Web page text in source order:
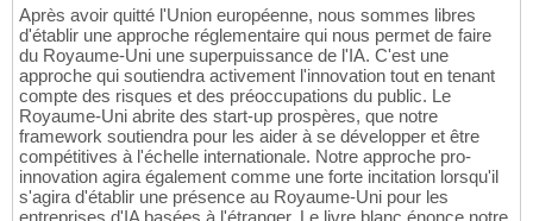
Après avoir quitté l'Union européenne, nous sommes libres
d'établir une approche réglementaire qui nous permet de faire
du Royaume-Uni une superpuissance de l'IA. C'est une
approche qui soutiendra activement l'innovation tout en tenant
compte des risques et des préoccupations du public. Le
Royaume-Uni abrite des start-up prospères, que notre
framework soutiendra pour les aider à se développer et être
compétitives à l'échelle internationale. Notre approche pro-
innovation agira également comme une forte incitation lorsqu'il
s'agira d'établir une présence au Royaume-Uni pour les